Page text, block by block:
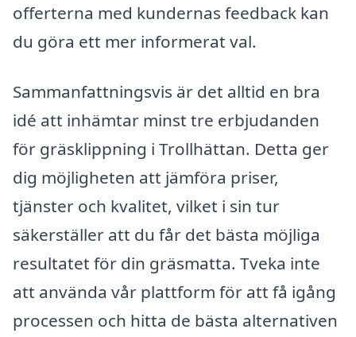
offerterna med kundernas feedback kan
du göra ett mer informerat val.
Sammanfattningsvis är det alltid en bra
idé att inhämtar minst tre erbjudanden
för gräsklippning i Trollhättan. Detta ger
dig möjligheten att jämföra priser,
tjänster och kvalitet, vilket i sin tur
säkerställer att du får det bästa möjliga
resultatet för din gräsmatta. Tveka inte
att använda vår plattform för att få igång
processen och hitta de bästa alternativen